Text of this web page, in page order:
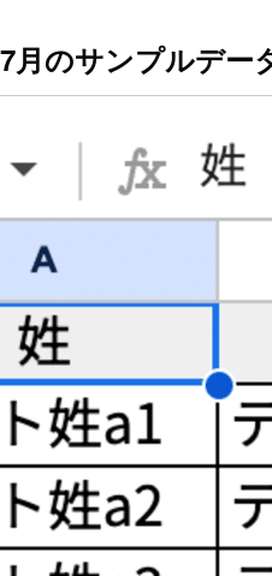
月のサンプルデー